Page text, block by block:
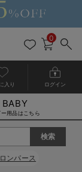
戻る
送料無料アイテム全て
ワンピース
戻る
ブラキャミ おまとめ
戻る
【37周年祭セール】
【37周年祭セール】
戻る
気温差別オススメア
【15℃】3月下旬～
戻る
動きやすく着回しで
戻る
強撚スムース(コスパ
戻る
マタニティウェア
【おまとめ割】パジ
戻る
こだわりの履き心地
カジュアル
戻る
ジャケット派
戻る
出産準備応援割全て
マタニティパジャマ
戻る
【オフィスカジュア
戻る
レギンスタイプ
戻る
【フォーマル】ワン
戻る
【ベビー】長袖
戻る
ハンカチ
戻る
快適ウェア10%OFF
戻る
春のマタニティワン
セットアップ・ レイ
戻る
Gift Selection 出産
〜3,000円（税込）
戻る
冬の冷え対策インナ
薄くてあったか
戻る
入院準備の持ち物チ
入院してすぐ使うグ
戻る
冬のあったか特集全て
【冬のあったか特集
0
入り ログイン
BABY
用品はこちら
ンパース